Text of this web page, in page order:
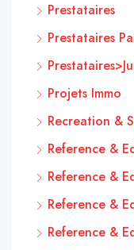
Prestataires
Prestataires
Projets Immo
Recreation &
Reference &
Reference &
Reference &
Reference &